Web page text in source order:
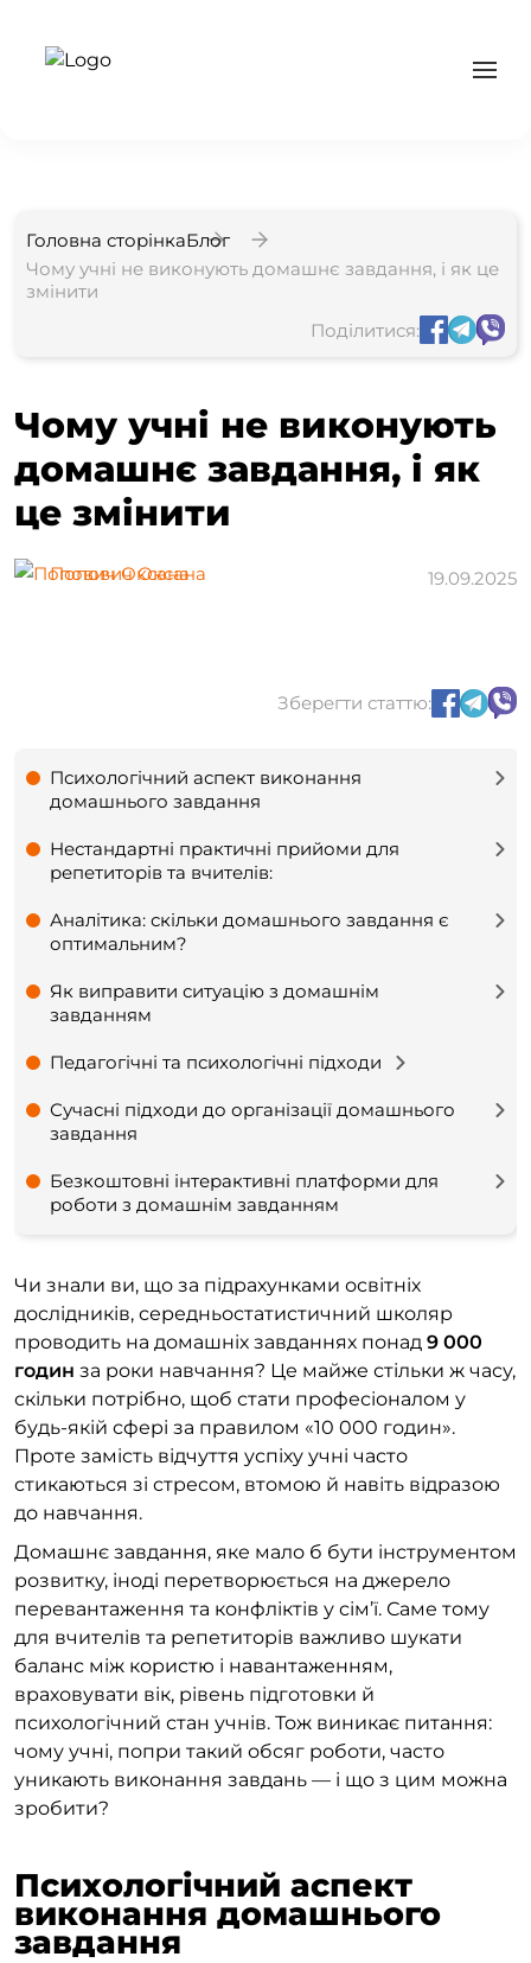
Головна сторінкаБлог
Чому учні не виконують домашнє завдання, і як це
змінити
Поділитися:
Чому учні не виконують
домашнє завдання, і як
це змінити
Попович Оксана 19.09.2025
Зберегти статтю:
Психологічний аспект виконання
домашнього завдання
Нестандартні практичні прийоми для
репетиторів та вчителів:
Аналітика: скільки домашнього завдання є
оптимальним?
Як виправити ситуацію з домашнім
завданням
Педагогічні та психологічні підходи
Сучасні підходи до організації домашнього
завдання
Безкоштовні інтерактивні платформи для
роботи з домашнім завданням
Чи знали ви, що за підрахунками освітніх
дослідників, середньостатистичний школяр
проводить на домашніх завданнях понад 9 000
годин за роки навчання? Це майже стільки ж часу,
скільки потрібно, щоб стати професіоналом у
будь-якій сфері за правилом «10 000 годин».
Проте замість відчуття успіху учні часто
стикаються зі стресом, втомою й навіть відразою
до навчання.
Домашнє завдання, яке мало б бути інструментом
розвитку, іноді перетворюється на джерело
перевантаження та конфліктів у сім’ї. Саме тому
для вчителів та репетиторів важливо шукати
баланс між користю і навантаженням,
враховувати вік, рівень підготовки й
психологічний стан учнів. Тож виникає питання:
чому учні, попри такий обсяг роботи, часто
уникають виконання завдань — і що з цим можна
зробити?
Психологічний аспект
виконання домашнього
завдання